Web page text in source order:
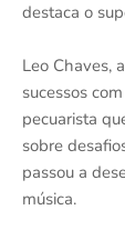
destaca o
Leo Chaves,
sucessos
pecuarista
sobre
passou a
música.